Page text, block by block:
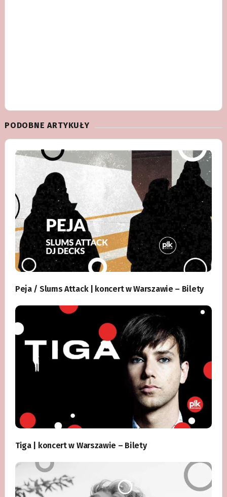
PODOBNE ARTYKUŁY
Peja / Slums Attack | koncert w Warszawie – Bilety
Tiga | koncert w Warszawie – Bilety